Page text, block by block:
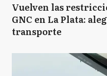
Vuelven las
GNC en La Plata:
transporte